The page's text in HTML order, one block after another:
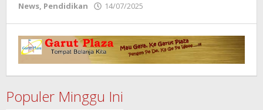
News, Pendidikan 14/07/2025
Garut
Populer Minggu Ini